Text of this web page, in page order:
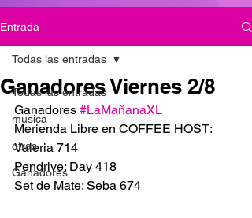
Entrada
Todas las entradas
musica
otras
Ganadores
Todas las entradas
Ganadores Viernes 2/8
Ganadores #LaMañanaXL
Merienda Libre en COFFEE HOST:
Valeria 714
Pendrive: Day 418
Set de Mate: Seba 674